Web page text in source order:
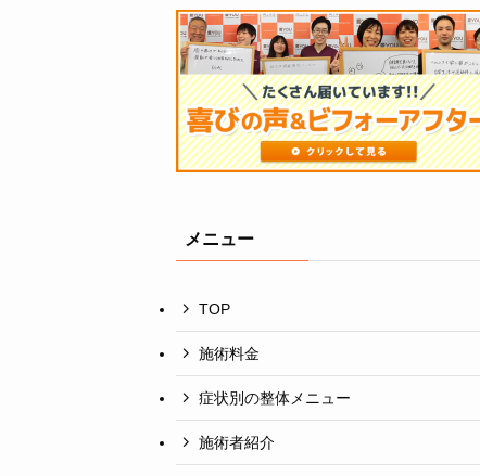
メニュー
TOP
施術料金
症状別の整体メニュー
施術者紹介